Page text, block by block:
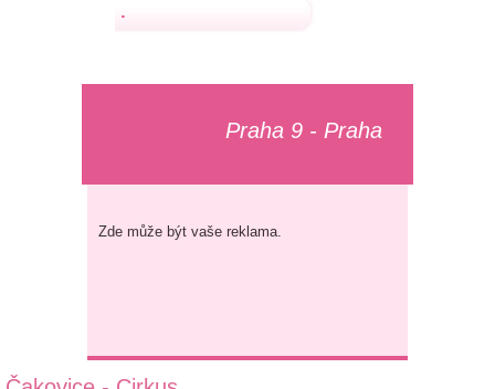
.
Praha 9 - Praha
Zde může být vaše reklama.